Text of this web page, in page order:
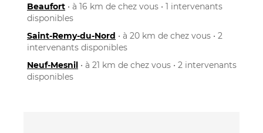
Beaufort • à 16 km de chez vous • 1 intervenants
disponibles
Saint-Remy-du-Nord • à 20 km de chez vous • 2
intervenants disponibles
Neuf-Mesnil • à 21 km de chez vous • 2 intervenants
disponibles